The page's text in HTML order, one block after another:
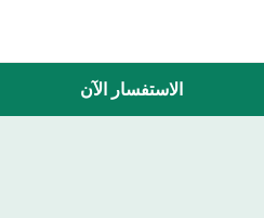
الاستفسار الآن